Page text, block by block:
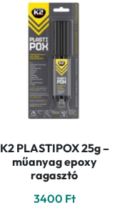
K2 PLASTIPOX 25g –
műanyag epoxy
ragasztó
3400 Ft